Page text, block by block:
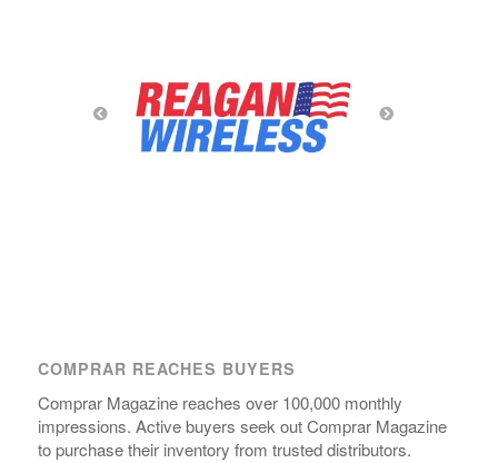
COMPRAR REACHES BUYERS
Comprar Magazine reaches over 100,000 monthly
impressions. Active buyers seek out Comprar Magazine
to purchase their inventory from trusted distributors.